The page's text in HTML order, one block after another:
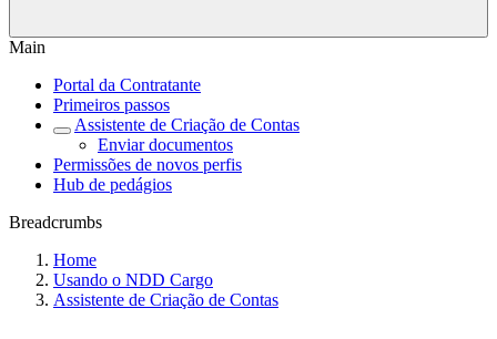
Main
Portal da Contratante
Primeiros passos
Assistente de Criação de Contas
Enviar documentos
Permissões de novos perfis
Hub de pedágios
Breadcrumbs
Home
Usando o NDD Cargo
Assistente de Criação de Contas